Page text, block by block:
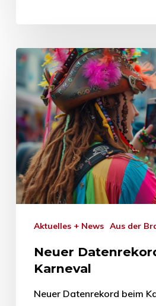
Aktuelles + News Aus der
Neuer
Karneval
Neuer Datenrekord beim